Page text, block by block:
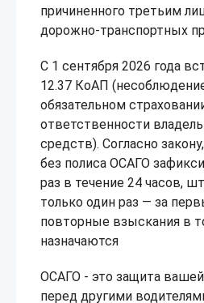
причиненного третьим
дорожно-транспортных
С 1 сентября 2026 года
12.37 КоАП
обязательном
ответственности
средств). Согласно
без полиса ОСАГО
раз в течение 24 часов,
только один раз — за
повторные взыскания в
назначаются
ОСАГО - это защита
перед другими